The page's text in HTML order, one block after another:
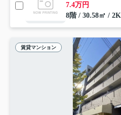
7.4万円
8階 / 30.58㎡ / 2K
賃貸マンション